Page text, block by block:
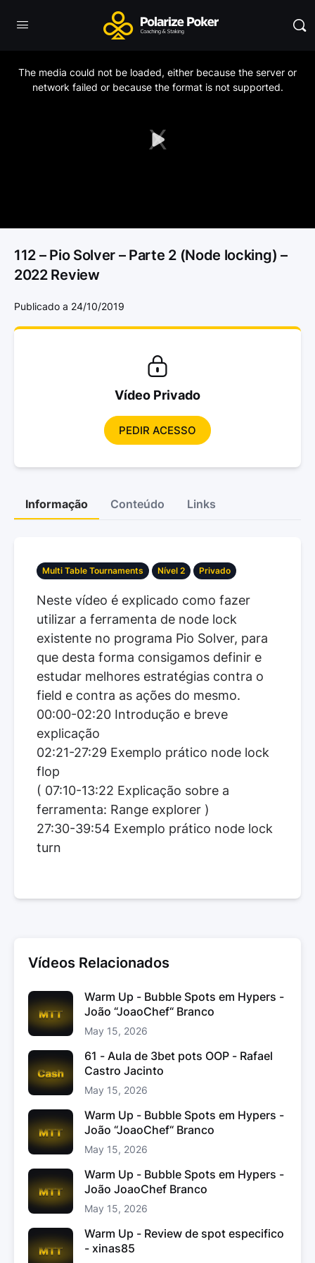
Play
The media could not be loaded, either because the server or
network failed or because the format is not supported.
112 – Pio Solver – Parte 2 (Node locking) –
2022 Review
Publicado a 24/10/2019
Vídeo Privado
PEDIR ACESSO
Informação Conteúdo Links
Multi Table Tournaments Nível 2 Privado
Neste vídeo é explicado como fazer
utilizar a ferramenta de node lock
existente no programa Pio Solver, para
que desta forma consigamos definir e
estudar melhores estratégias contra o
field e contra as ações do mesmo.
00:00-02:20 Introdução e breve
explicação
02:21-27:29 Exemplo prático node lock
flop
( 07:10-13:22 Explicação sobre a
ferramenta: Range explorer )
27:30-39:54 Exemplo prático node lock
turn
Vídeos Relacionados
Warm Up - Bubble Spots em Hypers -
João “JoaoChef“ Branco
May 15, 2026
61 - Aula de 3bet pots OOP - Rafael
Castro Jacinto
May 15, 2026
Warm Up - Bubble Spots em Hypers -
João “JoaoChef“ Branco
May 15, 2026
Warm Up - Bubble Spots em Hypers -
João JoaoChef Branco
May 15, 2026
Warm Up - Review de spot especifico
- xinas85